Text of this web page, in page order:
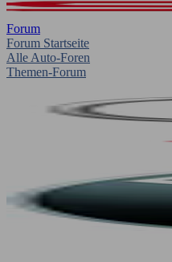
Forum
Forum Startseite
Alle Auto-Foren
Themen-Forum